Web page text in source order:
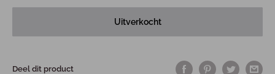
Uitverkocht
Deel dit product